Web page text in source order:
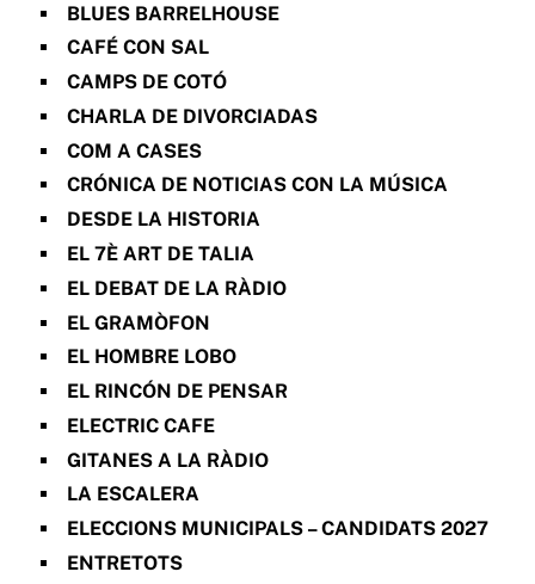
BLUES BARRELHOUSE
CAFÉ CON SAL
CAMPS DE COTÓ
CHARLA DE DIVORCIADAS
COM A CASES
CRÓNICA DE NOTICIAS CON LA MÚSICA
DESDE LA HISTORIA
EL 7È ART DE TALIA
EL DEBAT DE LA RÀDIO
EL GRAMÒFON
EL HOMBRE LOBO
EL RINCÓN DE PENSAR
ELECTRIC CAFE
GITANES A LA RÀDIO
LA ESCALERA
ELECCIONS MUNICIPALS – CANDIDATS 2027
ENTRETOTS